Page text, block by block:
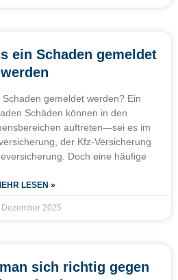
ein Schaden gemeldet
werden
gemeldet werden? Ein
Schäden können in den
auftreten—sei es im
der Kfz-Versicherung
Doch eine häufige
LESEN »
Dezember 2025
sich richtig gegen